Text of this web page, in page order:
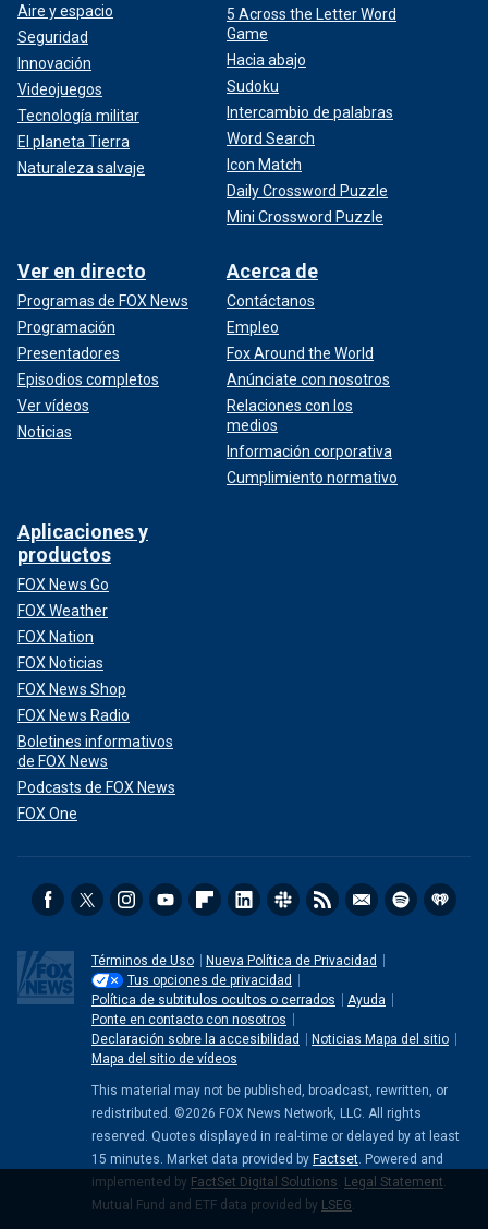
Aire y espacio
Seguridad
Innovación
Videojuegos
Tecnología militar
El planeta Tierra
Naturaleza salvaje
5 Across the Letter Word
Game
Hacia abajo
Sudoku
Intercambio de palabras
Word Search
Icon Match
Daily Crossword Puzzle
Mini Crossword Puzzle
Ver en directo
Programas de FOX News
Programación
Presentadores
Episodios completos
Ver vídeos
Noticias
Acerca de
Contáctanos
Empleo
Fox Around the World
Anúnciate con nosotros
Relaciones con los
medios
Información corporativa
Cumplimiento normativo
Aplicaciones y
productos
FOX News Go
FOX Weather
FOX Nation
FOX Noticias
FOX News Shop
FOX News Radio
Boletines informativos
de FOX News
Podcasts de FOX News
FOX One
Términos de Uso
Nueva Política de Privacidad
Tus opciones de privacidad
Política de subtitulos ocultos o cerrados
Ayuda
Ponte en contacto con nosotros
Declaración sobre la accesibilidad
Noticias Mapa del sitio
Mapa del sitio de vídeos
This material may not be published, broadcast, rewritten, or
redistributed. ©2026 FOX News Network, LLC. All rights
reserved. Quotes displayed in real-time or delayed by at least
15 minutes. Market data provided by Factset . Powered and
implemented by FactSet Digital Solutions Legal Statement
Mutual Fund and ETF data provided by LSEG